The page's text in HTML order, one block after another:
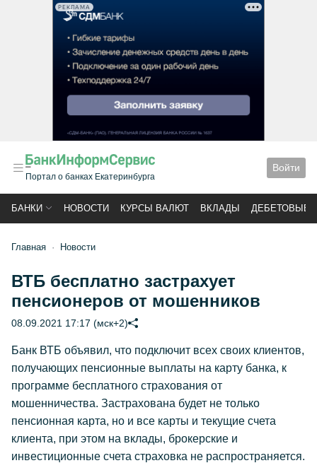
РЕКЛАМА
Портал о банках Екатеринбурга
Войти
БАНКИ НОВОСТИ КУРСЫ ВАЛЮТ ВКЛАДЫ ДЕБЕТОВЫЕ
Главная Новости
ВТБ бесплатно застрахует
пенсионеров от мошенников
08.09.2021 17:17 (мск+2)
Банк ВТБ объявил, что подключит всех своих клиентов,
получающих пенсионные выплаты на карту банка, к
программе бесплатного страхования от
мошенничества. Застрахована будет не только
пенсионная карта, но и все карты и текущие счета
клиента, при этом на вклады, брокерские и
инвестиционные счета страховка не распространяется.